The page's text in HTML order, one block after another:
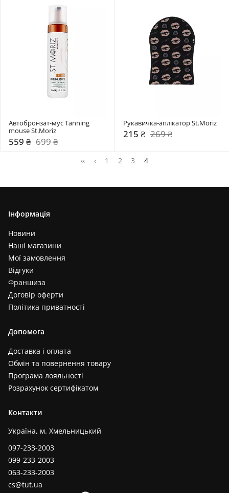
Автобронзат-муc Tanning
mouse St.Moriz
559 ₴ 699 ₴
Рукавичка-аплікатор St.Moriz
215 ₴ 269 ₴
‹‹ ‹ 1 2 3 4
Інформація
Новини
Наші магазини
Мої замовлення
Відгуки
Франшиза
Договір оферти
Політика приватності
Допомога
Доставка і оплата
Обмін та повернення товару
Програма лояльності
Розрахунок сертифікатом
Контакти
Україна, м. Хмельницький
097-233-2003
099-233-2003
063-233-2003
cs@tut.ua